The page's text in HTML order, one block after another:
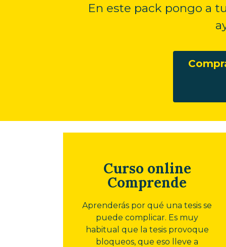
En este pack pongo a
Curso online
Comprende
Aprenderás por qué una tesis se
puede complicar. Es muy
habitual que la tesis provoque
bloqueos, que eso lleve a